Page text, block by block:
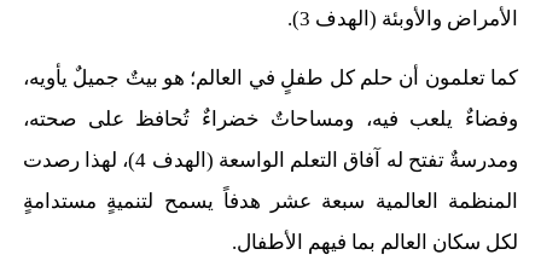
الأمراض والأوبئة (الهدف 3).
كما تعلمون أن حلم كل طفلٍ في العالم؛ هو بيتٌ جميلٌ يأويه،
وفضاءٌ يلعب فيه، ومساحاتٌ خضراءٌ تُحافظ على صحته،
ومدرسةٌ تفتح له آفاق التعلم الواسعة (الهدف 4)، لهذا رصدت
المنظمة العالمية سبعة عشر هدفاً يسمح لتنميةٍ مستدامةٍ
لكل سكان العالم بما فيهم الأطفال.